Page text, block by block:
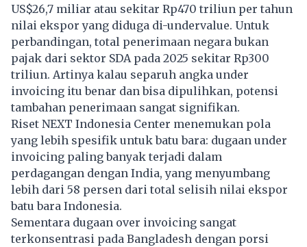
US$26,7 miliar atau sekitar Rp470 triliun per tahun
nilai ekspor yang diduga di-undervalue. Untuk
perbandingan, total penerimaan negara bukan
pajak dari sektor SDA pada 2025 sekitar Rp300
triliun. Artinya kalau separuh angka under
invoicing itu benar dan bisa dipulihkan, potensi
tambahan penerimaan sangat signifikan.
Riset NEXT Indonesia Center menemukan pola
yang lebih spesifik untuk batu bara: dugaan under
invoicing paling banyak terjadi dalam
perdagangan dengan India, yang menyumbang
lebih dari 58 persen dari total selisih nilai ekspor
batu bara Indonesia.
Sementara dugaan over invoicing sangat
terkonsentrasi pada Bangladesh dengan porsi